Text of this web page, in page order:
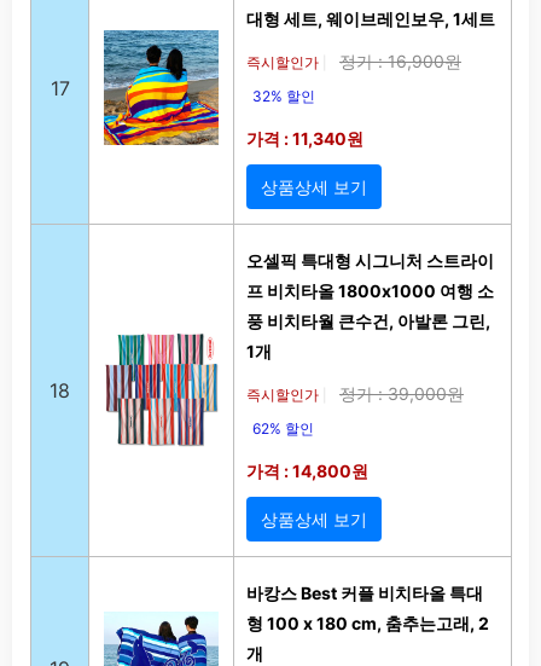
17
대형 세트, 웨이브레인보우, 1세트
즉시할인가 정가 : 16,900원
32% 할인
가격 : 11,340원
상품상세 보기
18
오셀픽 특대형 시그니처 스트라이
프 비치타올 1800x1000 여행 소
풍 비치타월 큰수건, 아발론 그린,
1개
즉시할인가 정가 : 39,000원
62% 할인
가격 : 14,800원
상품상세 보기
바캉스 Best 커플 비치타올 특대
형 100 x 180 cm, 춤추는고래, 2
개